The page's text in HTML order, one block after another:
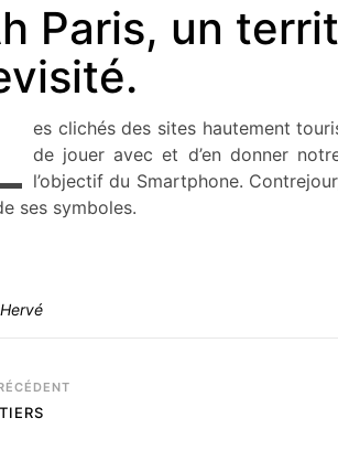
Paris, un
es clichés des sites hautement
de jouer avec et d’en donner
l’objectif du Smartphone.
ses symboles.
Hervé